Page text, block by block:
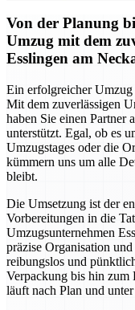
Von der Planung
Umzug mit dem
Esslingen am
Ein erfolgreicher
Mit dem zuverlässigen
haben Sie einen Partner
unterstützt. Egal, ob es
Umzugstages oder die
kümmern uns um alle
bleibt.
Die Umsetzung ist der
Vorbereitungen in die
Umzugsunternehmen
präzise Organisation
reibungslos und
Verpackung bis hin zum
läuft nach Plan und